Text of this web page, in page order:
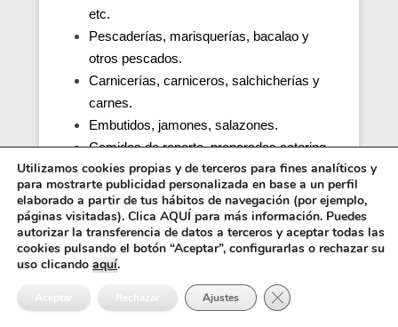
etc.
Pescaderías, marisquerías, bacalao y
otros pescados.
Carnicerías, carniceros, salchicherías y
carnes.
Embutidos, jamones, salazones.
Comidas de reparto, preparadas catering.
Productos de café.
Cocinas de colegios, comedores
escolares, guarderías, parvularios.
Cocinas y comedores de residencias de
ancianos (tercera edad).
penitenciarias.
Utilizamos cookies propias y de terceros para fines analíticos y
para mostrarte publicidad personalizada en base a un perfil
elaborado a partir de tus hábitos de navegación (por ejemplo,
páginas visitadas). Clica AQUÍ para más información. Puedes
autorizar la transferencia de datos a terceros y aceptar todas las
cookies pulsando el botón “Aceptar”, configurarlas o rechazar su
uso clicando aquí.
Aceptar Rechazar Ajustes Cerrar el banner de